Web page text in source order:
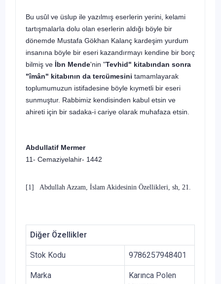
Bu usûl ve üslup ile yazılmış eserlerin yerini, kelami
tartışmalarla dolu olan eserlerin aldığı böyle bir
dönemde Mustafa Gökhan Kalanç kardeşim yurdum
insanına böyle bir eseri kazandırmayı kendine bir borç
bilmiş ve İbn Mende'nin "Tevhid" kitabından sonra
"îmân" kitabının da tercümesini tamamlayarak
toplumumuzun istifadesine böyle kıymetli bir eseri
sunmuştur. Rabbimiz kendisinden kabul etsin ve
ahireti için bir sadaka-i cariye olarak muhafaza etsin.
Abdullatif Mermer
11- Cemaziyelahir- 1442
[1] Abdullah Azzam, İslam Akidesinin Özellikleri, sh, 21.
Diğer Özellikler
Stok Kodu 9786257948401
Marka
Karınca Polen